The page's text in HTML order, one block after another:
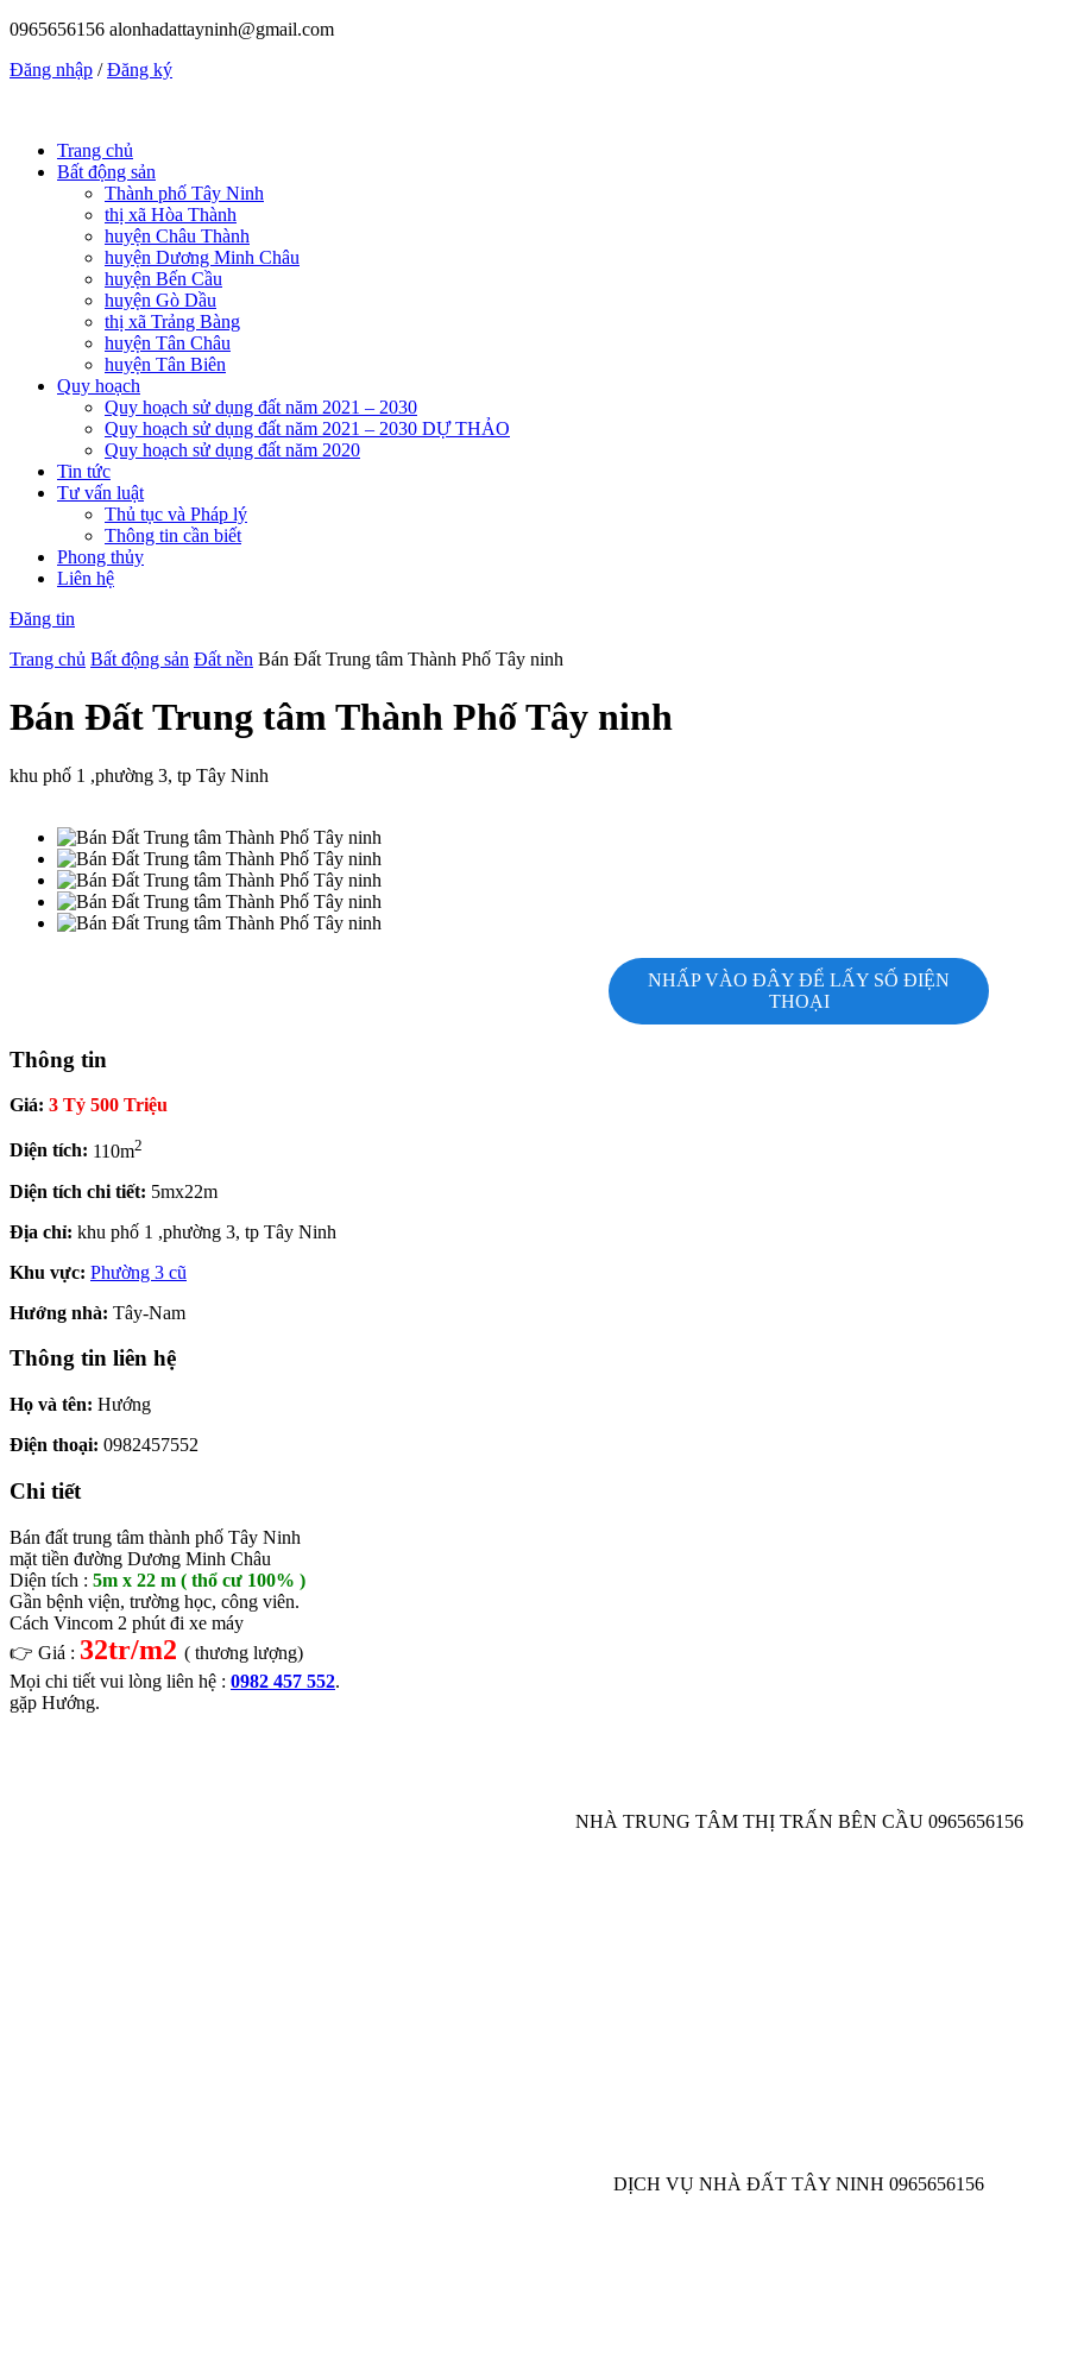
0965656156 alonhadattayninh@gmail.com
Đăng nhập /Đăng ký
Trang chủ
Bất động sản
Thành phố Tây Ninh
thị xã Hòa Thành
huyện Châu Thành
huyện Dương Minh Châu
huyện Bến Cầu
huyện Gò Dầu
thị xã Trảng Bàng
huyện Tân Châu
huyện Tân Biên
Quy hoạch
Quy hoạch sử dụng đất năm 2021 – 2030
Quy hoạch sử dụng đất năm 2021 – 2030 DỰ THẢO
Quy hoạch sử dụng đất năm 2020
Tin tức
Tư vấn luật
Thủ tục và Pháp lý
Thông tin cần biết
Phong thủy
Liên hệ
Đăng tin
Trang chủ Bất động sản Đất nền Bán Đất Trung tâm Thành Phố Tây ninh
Bán Đất Trung tâm Thành Phố Tây ninh
khu phố 1 ,phường 3, tp Tây Ninh
NHẤP VÀO ĐÂY ĐỂ LẤY SỐ ĐIỆN
THOẠI
Thông tin
Giá: 3 Tỷ 500 Triệu
Diện tích: 110m2
Diện tích chi tiết: 5mx22m
Địa chỉ: khu phố 1 ,phường 3, tp Tây Ninh
Khu vực: Phường 3 cũ
Hướng nhà: Tây-Nam
Thông tin liên hệ
Họ và tên: Hướng
Điện thoại: 0982457552
Chi tiết
Bán đất trung tâm thành phố Tây Ninh
mặt tiền đường Dương Minh Châu
Diện tích : 5m x 22 m ( thổ cư 100% )
Gần bệnh viện, trường học, công viên.
Cách Vincom 2 phút đi xe máy
👉 Giá : 32tr/m2 ( thương lượng)
Mọi chi tiết vui lòng liên hệ : 0982 457 552.
gặp Hướng.
NHÀ TRUNG TÂM THỊ TRẤN BÊN CẦU 0965656156
DỊCH VỤ NHÀ ĐẤT TÂY NINH 0965656156